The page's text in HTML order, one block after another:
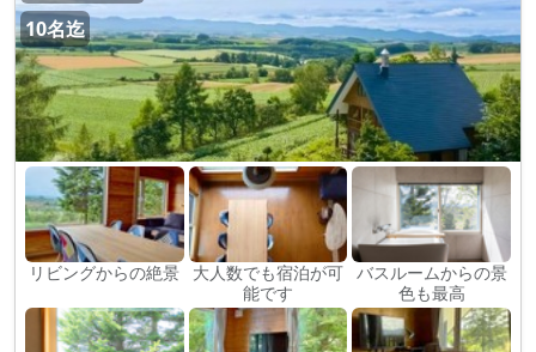
10名迄
リビングからの絶景
大人数でも宿泊が可
能です
バスルームからの景
色も最高